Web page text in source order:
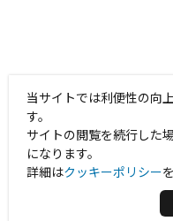
当サイトでは利便性の向
す。
サイトの閲覧を続行した
になります。
詳細はクッキーポリシー